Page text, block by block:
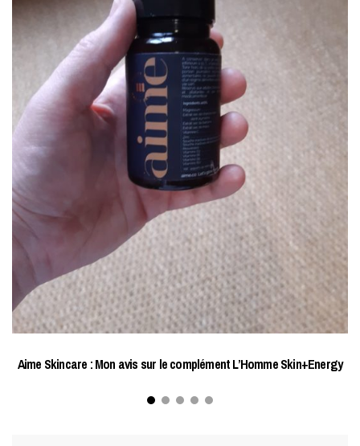
Aime Skincare : Mon avis sur le complément L’Homme Skin+Energy